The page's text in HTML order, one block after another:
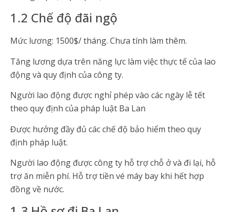
1.2 Chế độ đãi ngộ
Mức lương: 1500$/ tháng. Chưa tính làm thêm.
Tăng lương dựa trên năng lực làm việc thực tế của lao
động và quy định của công ty.
Người lao động được nghỉ phép vào các ngày lễ tết
theo quy định của pháp luật Ba Lan
Được hưởng đầy đủ các chế độ bảo hiểm theo quy
định pháp luật.
Người lao động được công ty hỗ trợ chỗ ở và đi lại, hỗ
trợ ăn miễn phí. Hỗ trợ tiền vé máy bay khi hết hợp
đồng về nước.